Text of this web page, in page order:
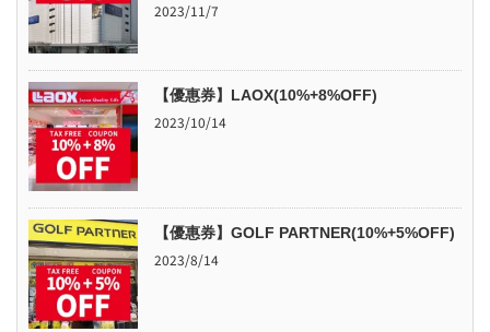
2023/11/7
【優惠券】LAOX(10%+8%OFF)
2023/10/14
【優惠券】GOLF PARTNER(10%+5%OFF)
2023/8/14